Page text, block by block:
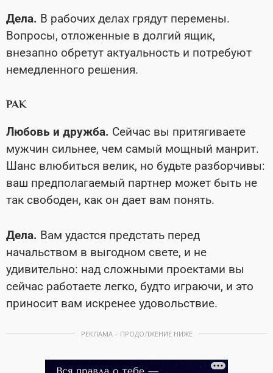
Дела. В рабочих делах грядут перемены.
Вопросы, отложенные в долгий ящик,
внезапно обретут актуальность и потребуют
немедленного решения.
РАК
Любовь и дружба. Сейчас вы притягиваете
мужчин сильнее, чем самый мощный манрит.
Шанс влюбиться велик, но будьте разборчивы:
ваш предполагаемый партнер может быть не
так свободен, как он дает вам понять.
Дела. Вам удастся предстать перед
начальством в выгодном свете, и не
удивительно: над сложными проектами вы
сейчас работаете легко, будто играючи, и это
приносит вам искренее удовольствие.
РЕКЛАМА – ПРОДОЛЖЕНИЕ НИЖЕ